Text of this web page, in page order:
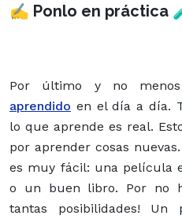
✍ Ponlo en práctica
Por último y no
aprendido en el día a día.
lo que aprende es real.
por aprender cosas
es muy fácil: una película
o un buen libro. Por no
tantas posibilidades! Un